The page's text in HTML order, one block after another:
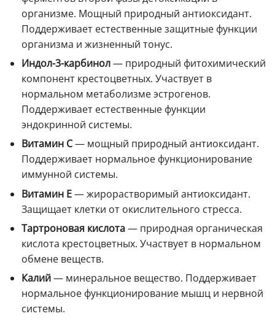
организме. Мощный природный антиоксидант.
Поддерживает естественные защитные функции
организма и жизненный тонус.
Индол-3-карбинол— природный фитохимический
компонент крестоцветных. Участвует в
нормальном метаболизме эстрогенов.
Поддерживает естественные функции
эндокринной системы.
Витамин C— мощный природный антиоксидант.
Поддерживает нормальное функционирование
иммунной системы.
Витамин E— жирорастворимый антиоксидант.
Защищает клетки от окислительного стресса.
Тартроновая кислота— природная органическая
кислота крестоцветных. Участвует в нормальном
обмене веществ.
Калий— минеральное вещество. Поддерживает
нормальное функционирование мышц и нервной
системы.